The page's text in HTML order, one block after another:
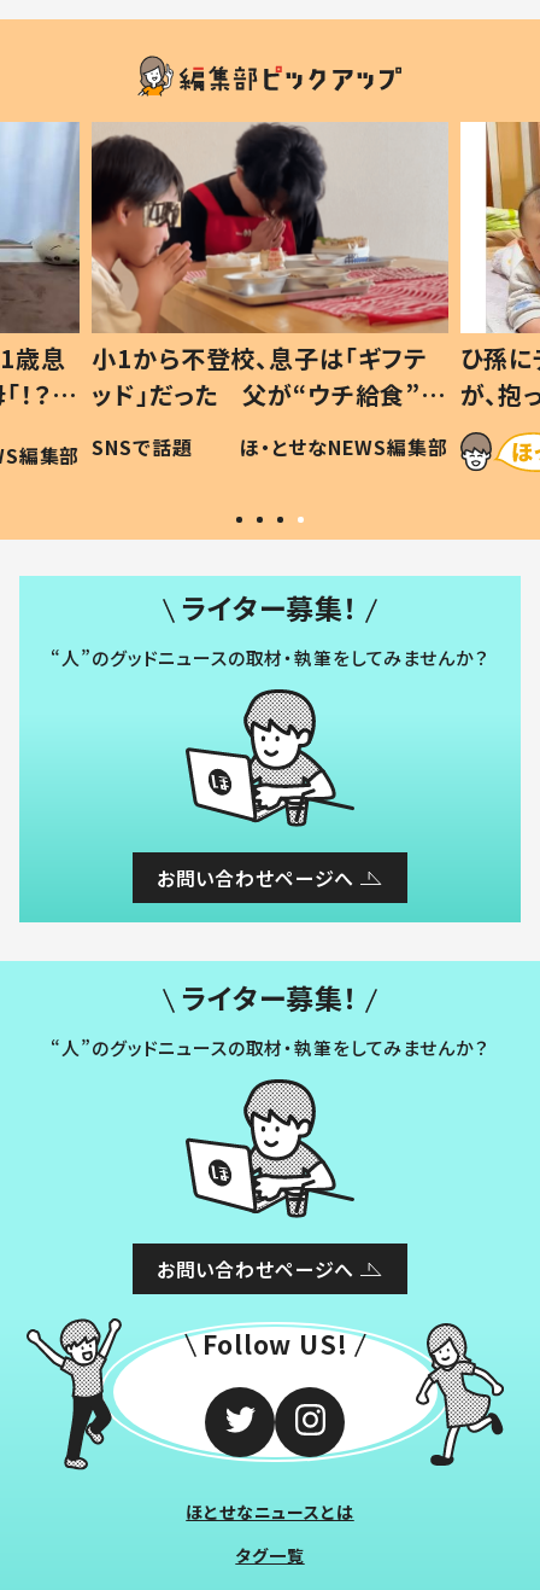
歳息
？」
編集部
小1から不登校、息子は「ギフテ
ッド」だった 父が“ウチ給食”を
作り続ける理由とは #令和の親
#令和の子
SNSで話題 ほ・とせなNEWS編集部
ひ孫
が、
「涙が
い」
ライター募集！
“人”のグッドニュースの取材・執筆をしてみませんか？
お問い合わせページへ
ライター募集！
“人”のグッドニュースの取材・執筆をしてみませんか？
お問い合わせページへ
Follow US!
ほとせなニュースとは
タグ一覧